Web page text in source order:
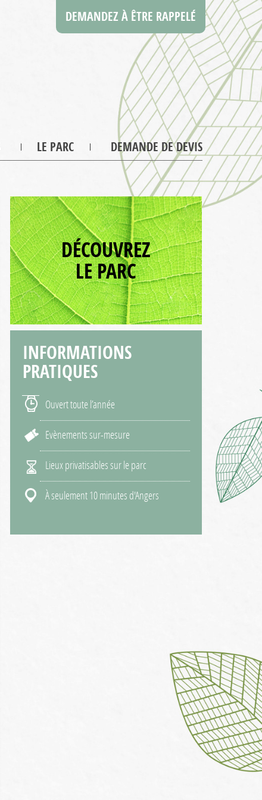
DEMANDEZ À ÊTRE RAPPELÉ
LE PARC DEMANDE DE DEVIS
DÉCOUVREZ
LE PARC
INFORMATIONS
PRATIQUES
Ouvert toute l’année
Evènements sur-mesure
Lieux privatisables sur le parc
À seulement 10 minutes d'Angers